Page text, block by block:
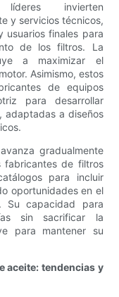
invierten
y servicios técnicos,
usuarios finales para
de los filtros. La
a maximizar el
Asimismo, estos
de equipos
para desarrollar
adaptadas a diseños
gradualmente
fabricantes de filtros
para incluir
oportunidades en el
Su capacidad para
sin sacrificar la
para mantener su
aceite: tendencias y